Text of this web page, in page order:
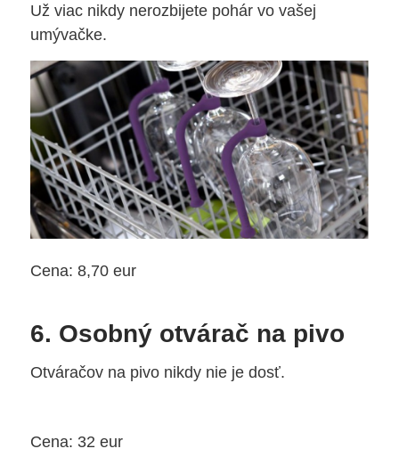
Už viac nikdy nerozbijete pohár vo vašej
umývačke.
Cena: 8,70 eur
6. Osobný otvárač na pivo
Otváračov na pivo nikdy nie je dosť.
Cena: 32 eur